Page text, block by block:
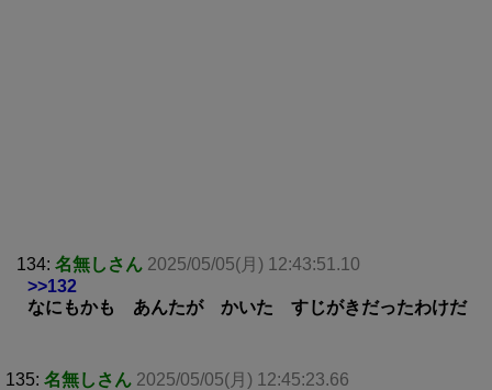
134: 名無しさん 2025/05/05(月) 12:43:51.10
>>132
なにもかも あんたが かいた すじがきだったわけだ
135: 名無しさん 2025/05/05(月) 12:45:23.66